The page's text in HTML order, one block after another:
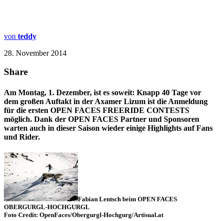
von teddy
28. November 2014
Share
Am Montag, 1. Dezember, ist es soweit: Knapp 40 Tage vor
dem großen Auftakt in der Axamer Lizum ist die Anmeldung
für die ersten OPEN FACES FREERIDE CONTESTS
möglich. Dank der OPEN FACES Partner und Sponsoren
warten auch in dieser Saison wieder einige Highlights auf Fans
und Rider.
Fabian Lentsch beim OPEN FACES
OBERGURGL-HOCHGURGL
Foto Credit: OpenFaces/Obergurgl-Hochgurg/Artisual.at